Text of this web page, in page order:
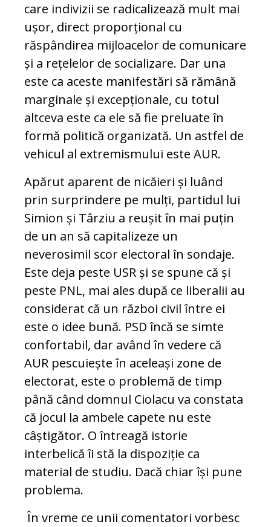
care indivizii se radicalizează mult mai
ușor, direct proporțional cu
răspândirea mijloacelor de comunicare
și a rețelelor de socializare. Dar una
este ca aceste manifestări să rămână
marginale și excepționale, cu totul
altceva este ca ele să fie preluate în
formă politică organizată. Un astfel de
vehicul al extremismului este AUR.
Apărut aparent de nicăieri și luând
prin surprindere pe mulți, partidul lui
Simion și Târziu a reușit în mai puțin
de un an să capitalizeze un
neverosimil scor electoral în sondaje.
Este deja peste USR și se spune că și
peste PNL, mai ales după ce liberalii au
considerat că un război civil între ei
este o idee bună. PSD încă se simte
confortabil, dar având în vedere că
AUR pescuiește în aceleași zone de
electorat, este o problemă de timp
până când domnul Ciolacu va constata
că jocul la ambele capete nu este
câștigător. O întreagă istorie
interbelică îi stă la dispoziție ca
material de studiu. Dacă chiar își pune
problema.
În vreme ce unii comentatori vorbesc